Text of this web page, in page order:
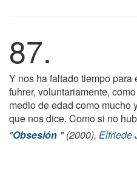
87.
Y nos ha faltado tiempo para
fuhrer, voluntariamente,
medio de edad como mucho
que nos dice. Como si no
"Obsesión " (2000), Elfriede